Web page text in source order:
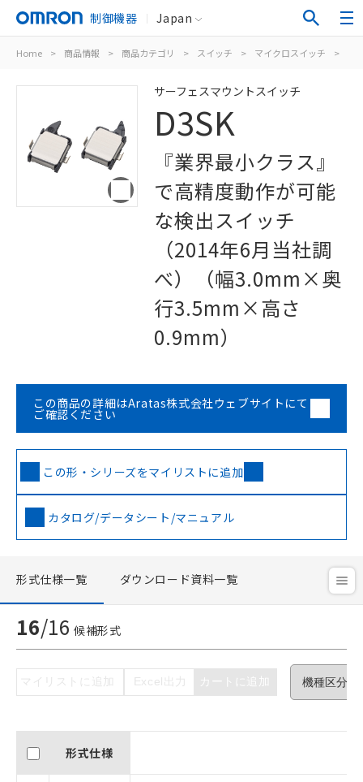
制御機器 Japan
Home > 商品情報 > 商品カテゴリ > スイッチ > マイクロスイッチ >
サーフェスマウントスイッチ
D3SK
『業界最小クラス』
で高精度動作が可能
な検出スイッチ
（2014年6月当社調
べ）（幅3.0mm×奥
行3.5mm×高さ
0.9mm）
この商品の詳細はAratas株式会社ウェブサイトにて
ご確認ください
この形・シリーズをマイリストに追加
カタログ/データシート/マニュアル
形式仕様一覧 ダウンロード資料一覧
16/16 候補形式
マイリストに追加 Excel出力 カートに追加
形式仕様